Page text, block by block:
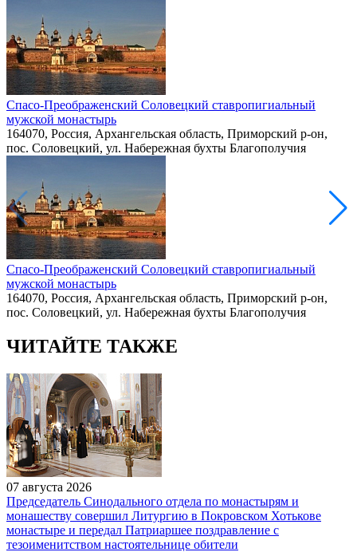
Спасо-Преображенский Соловецкий ставропигиальный
мужской монастырь
164070, Россия, Архангельская область, Приморский р-он,
пос. Соловецкий, ул. Набережная бухты Благополучия
Спасо-Преображенский Соловецкий ставропигиальный
мужской монастырь
164070, Россия, Архангельская область, Приморский р-он,
пос. Соловецкий, ул. Набережная бухты Благополучия
ЧИТАЙТЕ ТАКЖЕ
07 августа 2026
Председатель Синодального отдела по монастырям и
монашеству совершил Литургию в Покровском Хотькове
монастыре и передал Патриаршее поздравление с
тезоименитством настоятельнице обители